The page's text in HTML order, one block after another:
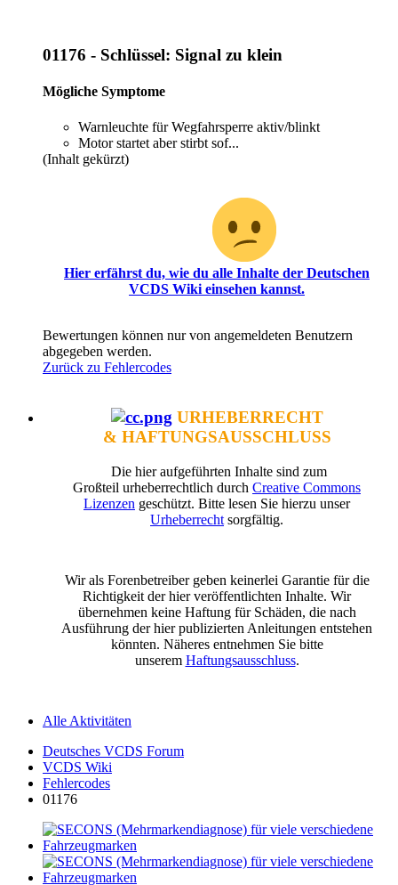
01176 - Schlüssel: Signal zu klein
Mögliche Symptome
Warnleuchte für Wegfahrsperre aktiv/blinkt
Motor startet aber stirbt sof...
(Inhalt gekürzt)
Hier erfährst du, wie du alle Inhalte der Deutschen
VCDS Wiki einsehen kannst.
Bewertungen können nur von angemeldeten Benutzern
abgegeben werden.
Zurück zu Fehlercodes
URHEBERRECHT
& HAFTUNGSAUSSCHLUSS
Die hier aufgeführten Inhalte sind zum
Großteil urheberrechtlich durch Creative Commons
Lizenzen geschützt. Bitte lesen Sie hierzu unser
Urheberrecht sorgfältig.
Wir als Forenbetreiber geben keinerlei Garantie für die
Richtigkeit der hier veröffentlichten Inhalte. Wir
übernehmen keine Haftung für Schäden, die nach
Ausführung der hier publizierten Anleitungen entstehen
könnten. Näheres entnehmen Sie bitte
unserem Haftungsausschluss.
Alle Aktivitäten
Deutsches VCDS Forum
VCDS Wiki
Fehlercodes
01176